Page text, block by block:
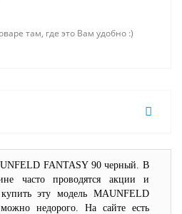
там, где это Вам удобно :)
FANTASY 90 черный. В
часто проводятся акции и
эту модель MAUNFELD
недорого. На сайте есть